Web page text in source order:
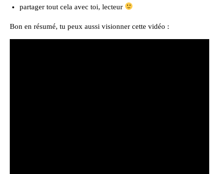
partager tout cela avec toi, lecteur
Bon en résumé, tu peux aussi visionner cette vidéo :